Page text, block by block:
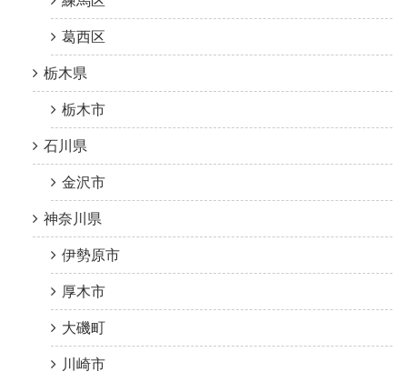
葛西区
栃木県
栃木市
石川県
金沢市
神奈川県
伊勢原市
厚木市
大磯町
川崎市